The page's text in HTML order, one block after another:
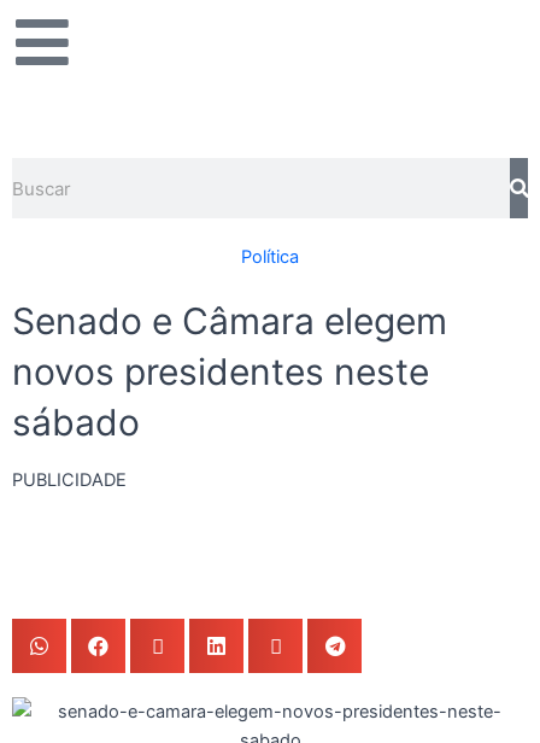
para
Política
Senado e Câmara elegem
novos presidentes neste
sábado
PUBLICIDADE